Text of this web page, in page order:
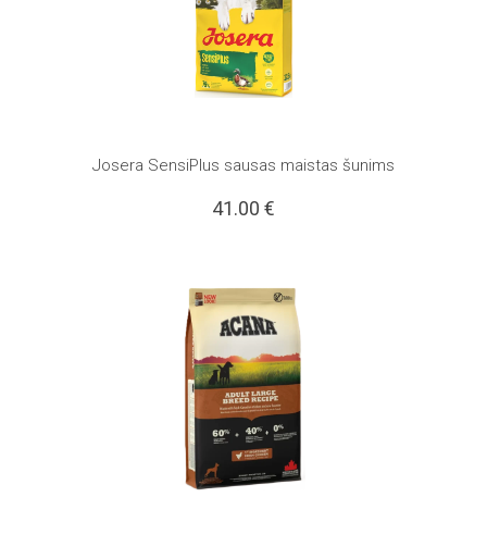
Josera SensiPlus sausas maistas šunims
41.00 €